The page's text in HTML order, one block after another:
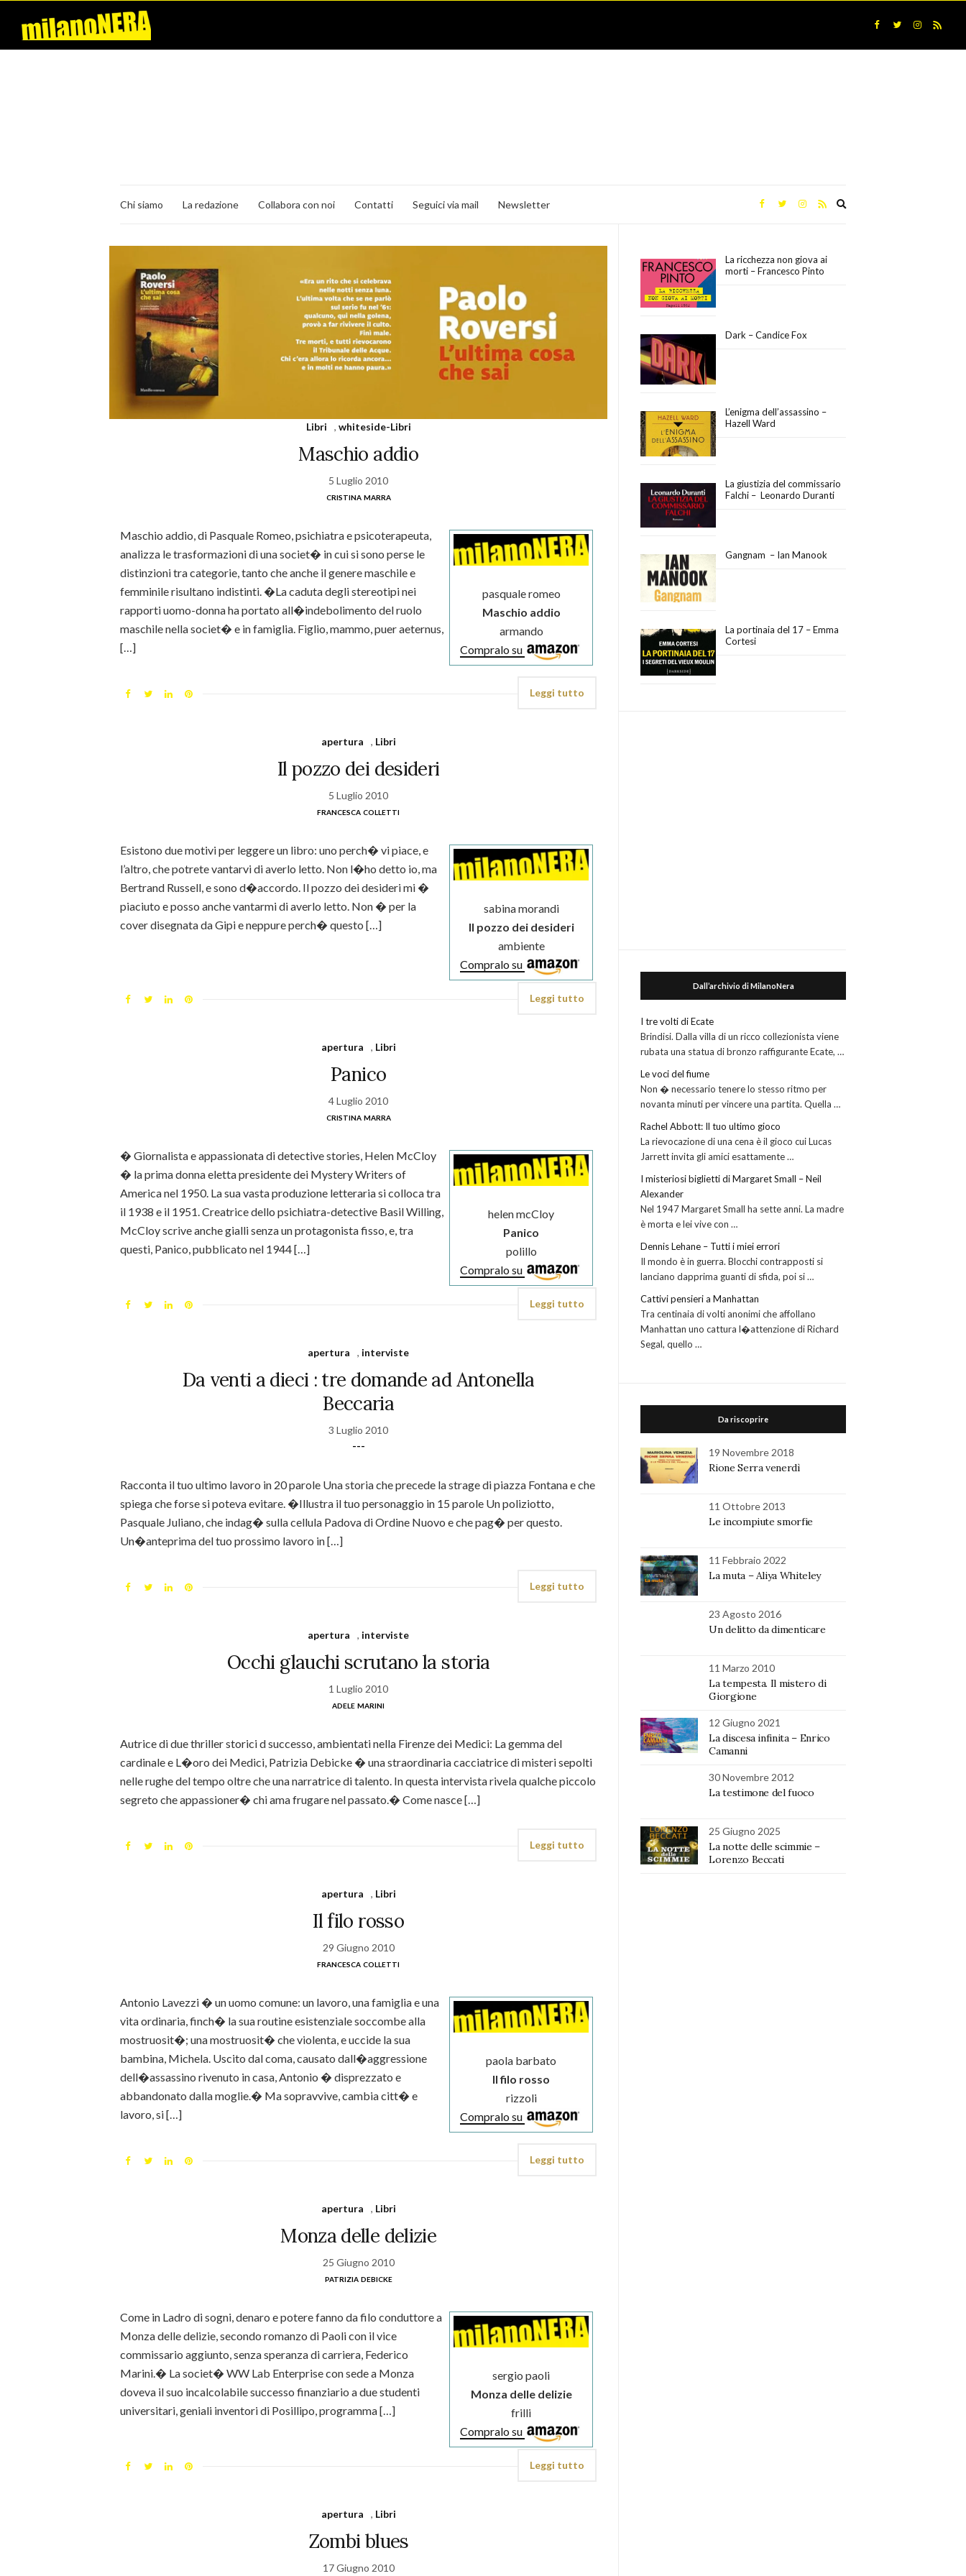
Chi siamo La redazione Collabora con noi Contatti Seguici via mail Newsletter
Libri , whiteside-Libri
Maschio addio
5 Luglio 2010
cristina marra
pasquale romeo
Maschio addio
armando
Compralo su
Maschio addio, di Pasquale Romeo, psichiatra e psicoterapeuta,
analizza le trasformazioni di una societ� in cui si sono perse le
distinzioni tra categorie, tanto che anche il genere maschile e
femminile risultano indistinti. �La caduta degli stereotipi nei
rapporti uomo-donna ha portato all�indebolimento del ruolo
maschile nella societ� e in famiglia. Figlio, mammo, puer aeternus,
[…]
Leggi tutto
apertura , Libri
Il pozzo dei desideri
5 Luglio 2010
francesca colletti
sabina morandi
Il pozzo dei desideri
ambiente
Compralo su
Esistono due motivi per leggere un libro: uno perch� vi piace, e
l’altro, che potrete vantarvi di averlo letto. Non l�ho detto io, ma
Bertrand Russell, e sono d�accordo. Il pozzo dei desideri mi �
piaciuto e posso anche vantarmi di averlo letto. Non � per la
cover disegnata da Gipi e neppure perch� questo […]
Leggi tutto
apertura , Libri
Panico
4 Luglio 2010
cristina marra
helen mcCloy
Panico
polillo
Compralo su
� Giornalista e appassionata di detective stories, Helen McCloy
� la prima donna eletta presidente dei Mystery Writers of
America nel 1950. La sua vasta produzione letteraria si colloca tra
il 1938 e il 1951. Creatrice dello psichiatra-detective Basil Willing,
McCloy scrive anche gialli senza un protagonista fisso, e, tra
questi, Panico, pubblicato nel 1944 […]
Leggi tutto
apertura , interviste
Da venti a dieci : tre domande ad Antonella
Beccaria
3 Luglio 2010
---
Racconta il tuo ultimo lavoro in 20 parole Una storia che precede la strage di piazza Fontana e che
spiega che forse si poteva evitare. �Illustra il tuo personaggio in 15 parole Un poliziotto,
Pasquale Juliano, che indag� sulla cellula Padova di Ordine Nuovo e che pag� per questo.
Un�anteprima del tuo prossimo lavoro in […]
Leggi tutto
apertura , interviste
Occhi glauchi scrutano la storia
1 Luglio 2010
adele marini
Autrice di due thriller storici d successo, ambientati nella Firenze dei Medici: La gemma del
cardinale e L�oro dei Medici, Patrizia Debicke � una straordinaria cacciatrice di misteri sepolti
nelle rughe del tempo oltre che una narratrice di talento. In questa intervista rivela qualche piccolo
segreto che appassioner� chi ama frugare nel passato.� Come nasce […]
Leggi tutto
apertura , Libri
Il filo rosso
29 Giugno 2010
francesca colletti
paola barbato
Il filo rosso
rizzoli
Compralo su
Antonio Lavezzi � un uomo comune: un lavoro, una famiglia e una
vita ordinaria, finch� la sua routine esistenziale soccombe alla
mostruosit�; una mostruosit� che violenta, e uccide la sua
bambina, Michela. Uscito dal coma, causato dall�aggressione
dell�assassino rivenuto in casa, Antonio � disprezzato e
abbandonato dalla moglie.� Ma sopravvive, cambia citt� e
lavoro, si […]
Leggi tutto
apertura , Libri
Monza delle delizie
25 Giugno 2010
patrizia debicke
sergio paoli
Monza delle delizie
frilli
Compralo su
Come in Ladro di sogni, denaro e potere fanno da filo conduttore a
Monza delle delizie, secondo romanzo di Paoli con il vice
commissario aggiunto, senza speranza di carriera, Federico
Marini.� La societ� WW Lab Enterprise con sede a Monza
doveva il suo incalcolabile successo finanziario a due studenti
universitari, geniali inventori di Posillipo, programma […]
Leggi tutto
apertura , Libri
Zombi blues
17 Giugno 2010
La ricchezza non giova ai
morti – Francesco Pinto
Dark – Candice Fox
L’enigma dell’assassino –
Hazell Ward
La giustizia del commissario
Falchi – Leonardo Duranti
Gangnam – Ian Manook
La portinaia del 17 – Emma
Cortesi
Dall’archivio di MilanoNera
I tre volti di Ecate
Brindisi. Dalla villa di un ricco collezionista viene
rubata una statua di bronzo raffigurante Ecate, …
Le voci del fiume
Non � necessario tenere lo stesso ritmo per
novanta minuti per vincere una partita. Quella …
Rachel Abbott: Il tuo ultimo gioco
La rievocazione di una cena è il gioco cui Lucas
Jarrett invita gli amici esattamente …
I misteriosi biglietti di Margaret Small – Neil
Alexander
Nel 1947 Margaret Small ha sette anni. La madre
è morta e lei vive con …
Dennis Lehane – Tutti i miei errori
Il mondo è in guerra. Blocchi contrapposti si
lanciano dapprima guanti di sfida, poi si …
Cattivi pensieri a Manhattan
Tra centinaia di volti anonimi che affollano
Manhattan uno cattura l�attenzione di Richard
Segal, quello …
Da riscoprire
19 Novembre 2018
Rione Serra venerdì
11 Ottobre 2013
Le incompiute smorfie
11 Febbraio 2022
La muta – Aliya Whiteley
23 Agosto 2016
Un delitto da dimenticare
11 Marzo 2010
La tempesta. Il mistero di
Giorgione
12 Giugno 2021
La discesa infinita – Enrico
Camanni
30 Novembre 2012
La testimone del fuoco
25 Giugno 2025
La notte delle scimmie –
Lorenzo Beccati